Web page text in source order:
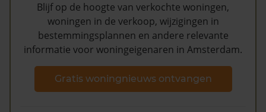
Blijf op de hoogte van verkochte woningen,
woningen in de verkoop, wijzigingen in
bestemmingsplannen en andere relevante
informatie voor woningeigenaren in Amsterdam.
Gratis woningnieuws ontvangen